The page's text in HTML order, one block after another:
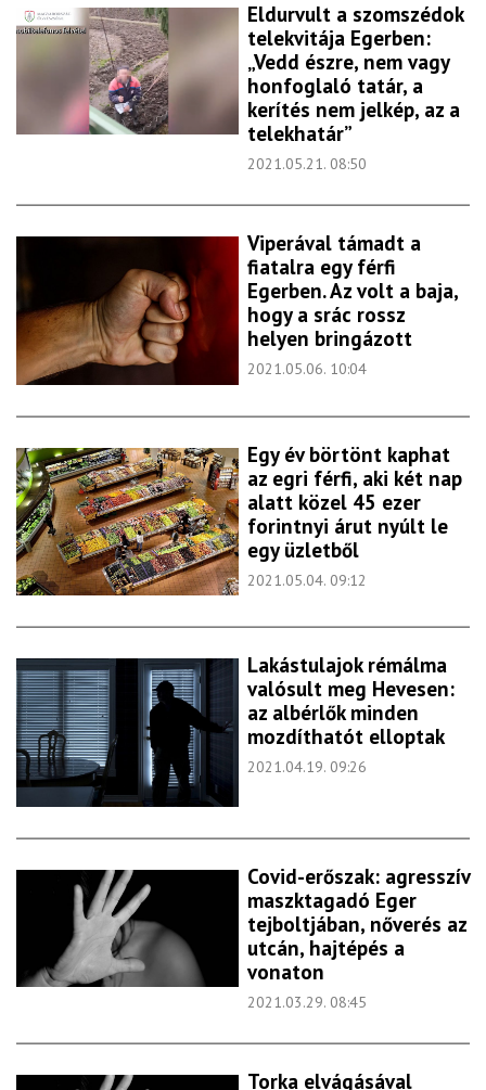
Eldurvult a szomszédok
telekvitája Egerben:
„Vedd észre, nem vagy
honfoglaló tatár, a
kerítés nem jelkép, az a
telekhatár”
2021.05.21. 08:50
Viperával támadt a
fiatalra egy férfi
Egerben. Az volt a baja,
hogy a srác rossz
helyen bringázott
2021.05.06. 10:04
Egy év börtönt kaphat
az egri férfi, aki két nap
alatt közel 45 ezer
forintnyi árut nyúlt le
egy üzletből
2021.05.04. 09:12
Lakástulajok rémálma
valósult meg Hevesen:
az albérlők minden
mozdíthatót elloptak
2021.04.19. 09:26
Covid-erőszak: agresszív
maszktagadó Eger
tejboltjában, nőverés az
utcán, hajtépés a
vonaton
2021.03.29. 08:45
Torka elvágásával